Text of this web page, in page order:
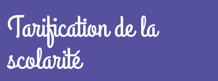
Tarification de la
scolarité